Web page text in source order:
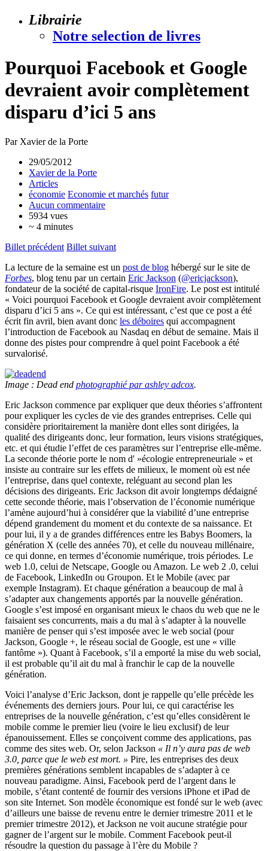
Librairie
Notre selection de livres
Pourquoi Facebook et Google
devraient avoir complètement
disparu d’ici 5 ans
Par Xavier de la Porte
29/05/2012
Xavier de la Porte
Articles
économie Economie et marchés futur
Aucun commentaire
5934 vues
~ 4 minutes
Billet précédent Billet suivant
La lecture de la semaine est un post de blog hébergé sur le site de
Forbes, blog tenu par un certain Eric Jackson (@ericjackson),
fondateur de la société de capital-risque IronFire. Le post est intitulé
« Voici pourquoi Facebook et Google devraient avoir complètement
disparu d’ici 5 ans ». Ce qui est intéressant, c’est que ce post a été
écrit fin avril, bien avant donc les déboires qui accompagnent
l’introduction de Facebook au Nasdaq en début de semaine. Mais il
donne des pistes pour comprendre à quel point Facebook a été
survalorisé.
Image : Dead end photographié par ashley adcox.
Eric Jackson commence par expliquer que deux théories s’affrontent
pour expliquer les cycles de vie des grandes entreprises. Celle qui
considère prioritairement la manière dont elles sont dirigées, la
qualité des dirigeants donc, leur formation, leurs visions stratégiques,
etc. et qui étudie l’effet de ces paramètres sur l’entreprise elle-même.
La seconde théorie porte le nom d' »écologie entrepreneuriale » et
insiste au contraire sur les effets de milieux, le moment où est née
l’entreprise, dans quel contexte, reléguant au second plan les
décisions des dirigeants. Eric Jackson dit avoir longtemps dédaigné
cette seconde théorie, mais l’observation de l’économie numérique
l’amène aujourd’hui à considérer que la viabilité d’une entreprise
dépend grandement du moment et du contexte de sa naissance. Et
pour lui, il y a de grandes différences entre les Babys Boomers, la
génération X (celle des années 70), et celle du nouveau millénaire,
ce qui donne, en termes d’économie numérique, trois périodes. Le
web 1.0, celui de Netscape, Google ou Amazon. Le web 2 .0, celui
de Facebook, LinkedIn ou Groupon. Et le Mobile (avec par
exemple Instagram). Et chaque génération a beaucoup de mal à
s’adapter aux changements apportés par la nouvelle génération.
Google s’est imposé en organisant mieux le chaos du web que ne le
faisaient ses concurrents, mais a du mal à s’adapter à la nouvelle
manière de penser qui s’est imposée avec le web social (pour
Jackson, Google +, le réseau social de Google, est une « ville
fantôme »). Quant à Facebook, s’il a emporté la mise du web social,
il est probable qu’il ait du mal à franchir le cap de la nouvelle
génération.
Voici l’analyse d’Eric Jackson, dont je rappelle qu’elle précède les
événements des derniers jours. Pour lui, ce qui caractérise les
entreprises de la nouvelle génération, c’est qu’elles considèrent le
mobile comme le premier lieu (voire le lieu exclusif) de leur
épanouissement. Elles se conçoivent comme des applications, pas
comme des sites web. Or, selon Jackson « Il n’y aura pas de web
3.0, parce que le web est mort. » Pire, les entreprises des deux
premières générations semblent incapables de s’adapter à ce
nouveau paradigme. Ainsi, Facebook perd de l’argent dans le
mobile, s’étant contenté de fournir des versions iPhone et iPad de
son site Internet. Son modèle économique est fondé sur le web (avec
d’ailleurs une baisse de revenu entre le dernier trimestre 2011 et le
premier trimestre 2012), et Jackson ne voit aucune stratégie pour
gagner de l’argent sur le mobile. Comment Facebook peut-il
résoudre la question du passage à l’ère du Mobile ?